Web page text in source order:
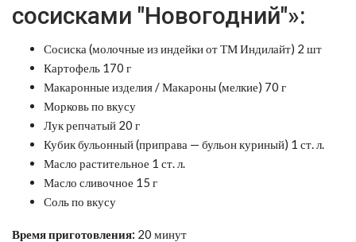
сосисками "Новогодний"»:
Сосиска (молочные из индейки от ТМ Индилайт) 2 шт
Картофель 170 г
Макаронные изделия / Макароны (мелкие) 70 г
Морковь по вкусу
Лук репчатый 20 г
Кубик бульонный (приправа — бульон куриный) 1 ст. л.
Масло растительное 1 ст. л.
Масло сливочное 15 г
Соль по вкусу
Время приготовления: 20 минут